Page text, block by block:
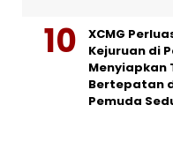
XCMG
Kejuruan di
Menyiapkan
Bertepatan
Pemuda